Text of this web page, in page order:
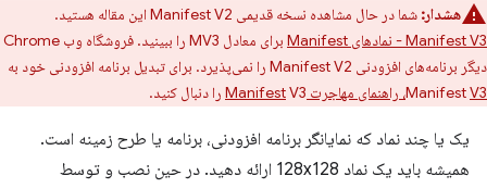
هشدار: شما در حال مشاهده نسخه قدیمی Manifest V2 این مقاله هستید.
Manifest V3 - نمادهای Manifest
برای معادل MV3 را ببینید. فروشگاه وب Chrome
دیگر برنامه‌های افزودنی Manifest V2 را نمی‌پذیرد. برای تبدیل برنامه افزودنی خود به
ManifestV3، راهنمای مهاجرت Manifest V3 را دنبال کنید.
یک یا چند نماد که نمایانگر برنامه افزودنی، برنامه یا طرح زمینه است.
همیشه باید یک نماد 128x128 ارائه دهید. در حین نصب و توسط